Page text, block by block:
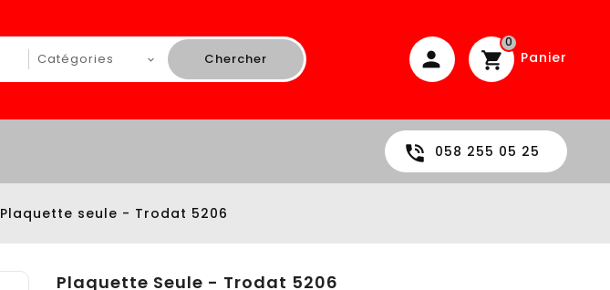
Panier
0
Chercher
058 255 05 25
Plaquette seule - Trodat 5206
Plaquette Seule - Trodat 5206